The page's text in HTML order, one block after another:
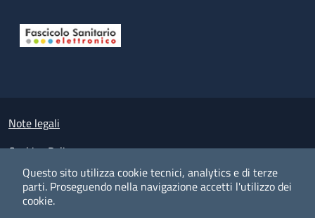
Questo sito utilizza cookie tecnici, analytics e di terze
parti. Proseguendo nella navigazione accetti l'utilizzo dei
cookie.
Small prints
Note legali
Cookies Policy
Policy privacy e protezione del dato personale
Albo pretorio on-line